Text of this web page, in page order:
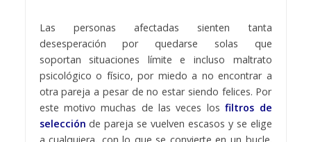
Las personas afectadas sienten tanta
desesperación por quedarse solas que
soportan situaciones límite e incluso maltrato
psicológico o físico, por miedo a no encontrar a
otra pareja a pesar de no estar siendo felices. Por
este motivo muchas de las veces losfiltros de
selección de pareja se vuelven escasos y se elige